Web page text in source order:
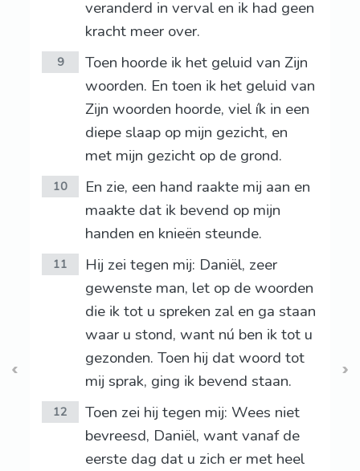
veranderd in verval en ik had geen
kracht meer over.
9
Toen hoorde ik het geluid van Zijn
woorden. En toen ik het geluid van
Zijn woorden hoorde, viel ík in een
diepe slaap op mijn gezicht, en
met mijn gezicht op de grond.
10
En zie, een hand raakte mij aan en
maakte dat ik bevend op mijn
handen en knieën steunde.
11
Hij zei tegen mij: Daniël, zeer
gewenste man, let op de woorden
die ik tot u spreken zal en ga staan
waar u stond, want nú ben ik tot u
gezonden. Toen hij dat woord tot
mij sprak, ging ik bevend staan.
12
Toen zei hij tegen mij: Wees niet
bevreesd, Daniël, want vanaf de
eerste dag dat u zich er met heel